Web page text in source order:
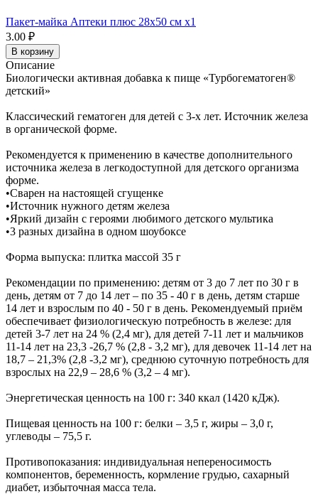
Пакет-майка Аптеки плюс 28х50 см x1
3.00 ₽
В корзину
Описание
Биологически активная добавка к пище «Турбогематоген®
детский»
Классический гематоген для детей с 3-х лет. Источник железа
в органической форме.
Рекомендуется к применению в качестве дополнительного
источника железа в легкодоступной для детского организма
форме.
•Сварен на настоящей сгущенке
•Источник нужного детям железа
•Яркий дизайн с героями любимого детского мультика
•3 разных дизайна в одном шоубоксе
Форма выпуска: плитка массой 35 г
Рекомендации по применению: детям от 3 до 7 лет по 30 г в
день, детям от 7 до 14 лет – по 35 - 40 г в день, детям старше
14 лет и взрослым по 40 - 50 г в день. Рекомендуемый приём
обеспечивает физиологическую потребность в железе: для
детей 3-7 лет на 24 % (2,4 мг), для детей 7-11 лет и мальчиков
11-14 лет на 23,3 -26,7 % (2,8 - 3,2 мг), для девочек 11-14 лет на
18,7 – 21,3% (2,8 -3,2 мг), среднюю суточную потребность для
взрослых на 22,9 – 28,6 % (3,2 – 4 мг).
Энергетическая ценность на 100 г: 340 ккал (1420 кДж).
Пищевая ценность на 100 г: белки – 3,5 г, жиры – 3,0 г,
углеводы – 75,5 г.
Противопоказания: индивидуальная непереносимость
компонентов, беременность, кормление грудью, сахарный
диабет, избыточная масса тела.